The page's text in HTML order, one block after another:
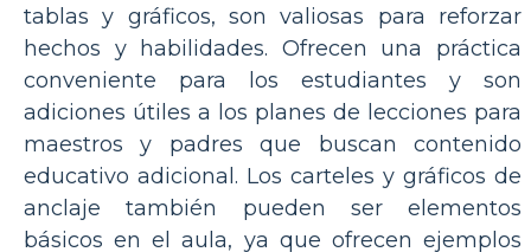
tablas y gráficos, son valiosas para reforzar
hechos y habilidades. Ofrecen una práctica
conveniente para los estudiantes y son
adiciones útiles a los planes de lecciones para
maestros y padres que buscan contenido
educativo adicional. Los carteles y gráficos de
anclaje también pueden ser elementos
básicos en el aula, ya que ofrecen ejemplos